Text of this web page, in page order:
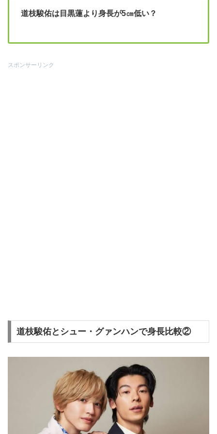
道枝駿佑は目黒蓮より身長が5㎝低い？
スポンサーリンク
道枝駿佑とシュー・グァンハンで身長比較②